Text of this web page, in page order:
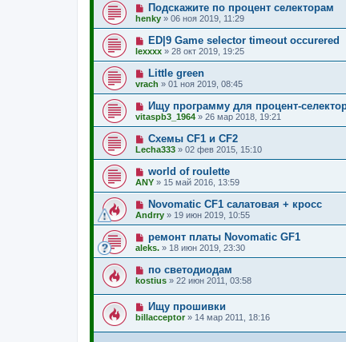
Подскажите по процент селекторам
henky » 06 ноя 2019, 11:29
ED|9 Game selector timeout occurered
lexxxx » 28 окт 2019, 19:25
Little green
vrach » 01 ноя 2019, 08:45
Ищу программу для процент-
vitaspb3_1964 » 26 мар 2018, 19:21
Схемы CF1 и СF2
Lecha333 » 02 фев 2015, 15:10
world of roulette
ANY » 15 май 2016, 13:59
Novomatic CF1 салатовая + кросс
Andrry » 19 июн 2019, 10:55
ремонт платы Novomatic GF1
aleks. » 18 июн 2019, 23:30
по светодиодам
kostius » 22 июн 2011, 03:58
Ищу прошивки
billacceptor» 14 мар 2011, 18:16